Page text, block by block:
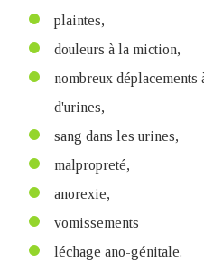
plaintes,
douleurs à la miction,
nombreux déplacements
d'urines,
sang dans les urines,
malpropreté,
anorexie,
vomissements
léchage ano-génitale.